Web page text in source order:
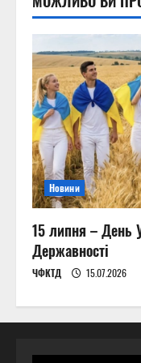
Новини
15 липня – День
Державності
ЧФКТД 15.07.2026